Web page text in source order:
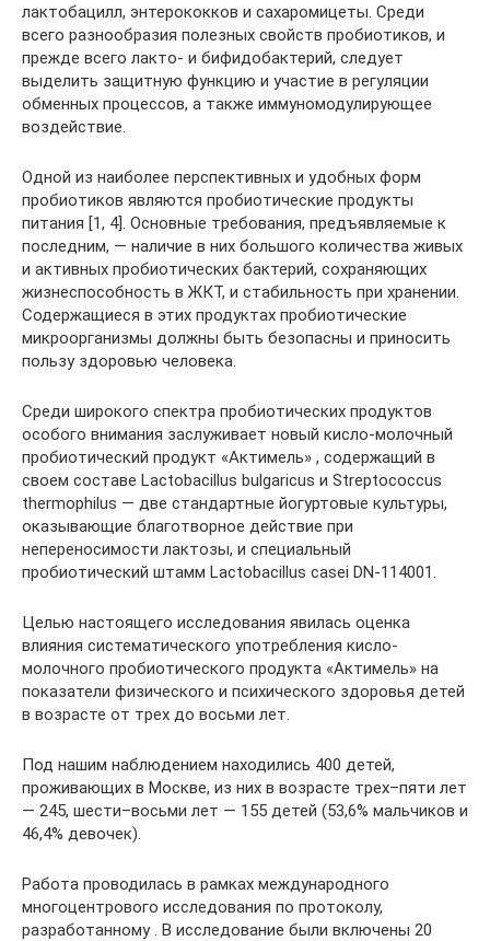
лактобацилл, энтерококков и сахаромицеты. Среди
всего разнообразия полезных свойств пробиотиков, и
прежде всего лакто- и бифидобактерий, следует
выделить защитную функцию и участие в регуляции
обменных процессов, а также иммуномодулирующее
воздействие.
Одной из наиболее перспективных и удобных форм
пробиотиков являются пробиотические продукты
питания [1, 4]. Основные требования, предъявляемые к
последним, — наличие в них большого количества живых
и активных пробиотических бактерий, сохраняющих
жизнеспособность в ЖКТ, и стабильность при хранении.
Содержащиеся в этих продуктах пробиотические
микроорганизмы должны быть безопасны и приносить
пользу здоровью человека.
Среди широкого спектра пробиотических продуктов
особого внимания заслуживает новый кисло-молочный
пробиотический продукт «Актимель» , содержащий в
своем составе Lactobacillus bulgaricus и Streptococcus
thermophilus — две стандартные йогуртовые культуры,
оказывающие благотворное действие при
непереносимости лактозы, и специальный
пробиотический штамм Lactobacillus casei DN-114001.
Целью настоящего исследования явилась оценка
влияния систематического употребления кисло-
молочного пробиотического продукта «Актимель» на
показатели физического и психического здоровья детей
в возрасте от трех до восьми лет.
Под нашим наблюдением находились 400 детей,
проживающих в Москве, из них в возрасте трех–пяти лет
— 245, шести–восьми лет — 155 детей (53,6% мальчиков и
46,4% девочек).
Работа проводилась в рамках международного
многоцентрового исследования по протоколу,
разработанному . В исследование были включены 20